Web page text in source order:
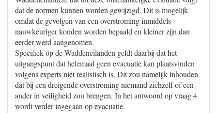
dat de normen kunnen worden gewijzigd. Dit is mogelijk
omdat de gevolgen van een overstroming inmiddels
nauwkeuriger konden worden bepaald en kleiner zijn dan
eerder werd aangenomen.
Specifiek op de Waddeneilanden geldt daarbij dat het
uitgangspunt dat helemaal geen evacuatie kan plaatsvinden
volgens experts niet realistisch is. Dit zou namelijk inhouden
dat bij een dreigende overstroming niemand zichzelf of een
ander in veiligheid zou brengen. In het antwoord op vraag 4
wordt verder ingegaan op evacuatie.